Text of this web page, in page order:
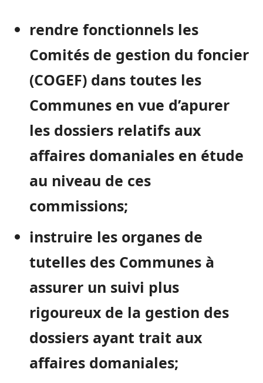
rendre fonctionnels les
Comités de gestion du foncier
(COGEF) dans toutes les
Communes en vue d’apurer
les dossiers relatifs aux
affaires domaniales en étude
au niveau de ces
commissions;
instruire les organes de
tutelles des Communes à
assurer un suivi plus
rigoureux de la gestion des
dossiers ayant trait aux
affaires domaniales;